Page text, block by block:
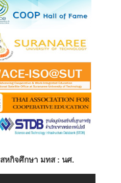
สหกิจศึกษา มทส : นศ.